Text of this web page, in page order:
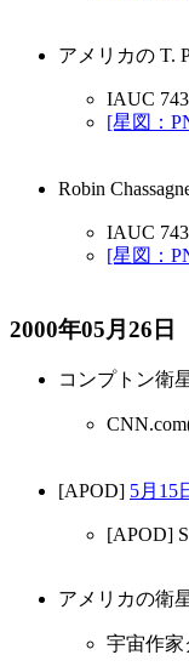
アメリカの T.
IAUC
[星図：
Robin
IAUC
[星図：
2000年05月26日
コンプトン衛
[APOD] 5月15
[APOD]
アメリカの衛
宇宙作家